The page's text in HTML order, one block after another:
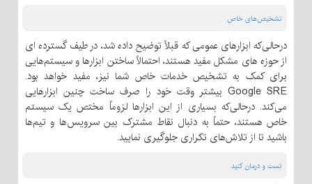
تشخیص‌های خاص
درحالی‌که ابزارهای عمومی که قبلاً توضیح داده شد، در طیف گسترده ای
از حوزه های مشکل مفید هستند، احتمالاً ساختن ابزارها و سیستم‌هایی
برای کمک به تشخیص خدمات خاص شما نیز، مفید خواهد بود.
Google SRE بیشتر وقت خود را صرف ساخت چنین ابزارهایی
می‌کند. درحالی‌که بسیاری از این ابزارها لزوماً مختص یک سیستم
خاص هستند، حتماً به دنبال نقاط مشترک بین سرویس‌ها و تیم‌ها
باشید تا از تلاش‌های تکراری جلوگیری نمایید.
تست و درمان کنید